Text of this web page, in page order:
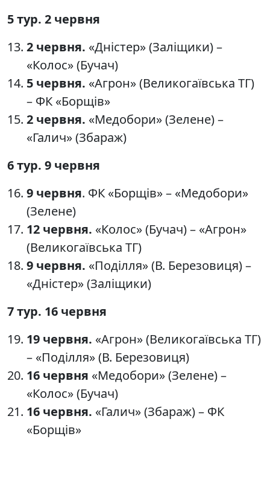
5 тур. 2 червня
2 червня. «Дністер» (Заліщики) –
«Колос» (Бучач)
5 червня. «Агрон» (Великогаївська ТГ)
– ФК «Борщів»
2 червня. «Медобори» (Зелене) –
«Галич» (Збараж)
6 тур. 9 червня
9 червня. ФК «Борщів» – «Медобори»
(Зелене)
12 червня. «Колос» (Бучач) – «Агрон»
(Великогаївська ТГ)
9 червня. «Поділля» (В. Березовиця) –
«Дністер» (Заліщики)
7 тур. 16 червня
19 червня. «Агрон» (Великогаївська ТГ)
– «Поділля» (В. Березовиця)
16 червня «Медобори» (Зелене) –
«Колос» (Бучач)
16 червня. «Галич» (Збараж) – ФК
«Борщів»